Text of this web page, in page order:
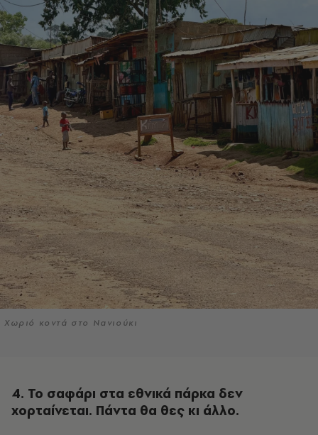
Χωριό κοντά στο Νανιούκι
4. Το σαφάρι στα εθνικά πάρκα δεν
χορταίνεται. Πάντα θα θες κι άλλο.